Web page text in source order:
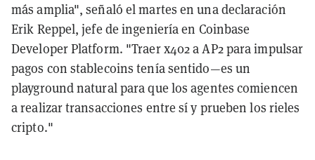
más amplia", señaló el martes en una declaración
Erik Reppel, jefe de ingeniería en Coinbase
Developer Platform. "Traer x402 a AP2 para impulsar
pagos con stablecoins tenía sentido—es un
playground natural para que los agentes comiencen
a realizar transacciones entre sí y prueben los rieles
cripto."